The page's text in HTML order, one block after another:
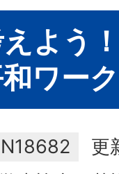
よう
ワー
N18682
更